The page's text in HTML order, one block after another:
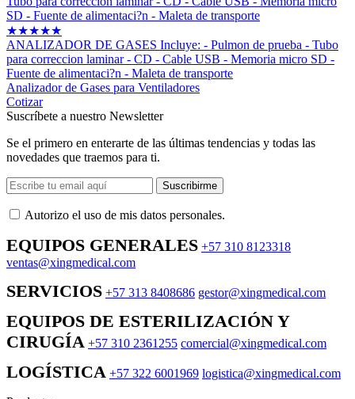
★★★★★
ANALIZADOR DE GASES Incluye: - Pulmon de prueba - Tubo
para correccion laminar - CD - Cable USB - Memoria micro SD -
Fuente de alimentaci?n - Maleta de transporte
Analizador de Gases para Ventiladores
Cotizar
Suscríbete a nuestro Newsletter
Se el primero en enterarte de las últimas tendencias y todas las
novedades que traemos para ti.
Suscribirme
Autorizo ​​el uso de mis datos personales.
EQUIPOS GENERALES +57 310 8123318
ventas@xingmedical.com
SERVICIOS +57 313 8408686 gestor@xingmedical.com
EQUIPOS DE ESTERILIZACIÓN Y
CIRUGÍA +57 310 2361255 comercial@xingmedical.com
LOGÍSTICA +57 322 6001969 logistica@xingmedical.com